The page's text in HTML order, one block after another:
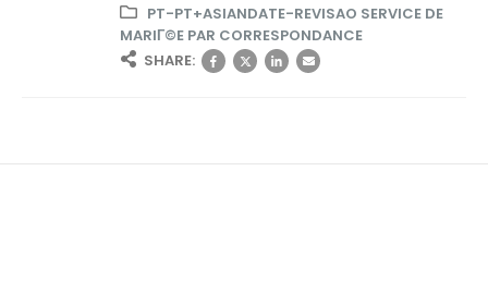
PT-PT+ASIANDATE-REVISAO SERVICE DE
MARIГ©E PAR CORRESPONDANCE
SHARE: